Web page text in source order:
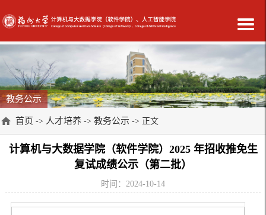
教务公示
首页 -> 人才培养 -> 教务公示 -> 正文
计算机与大数据学院（软件学院）2025 年招收推免生
复试成绩公示（第二批）
时间：2024-10-14